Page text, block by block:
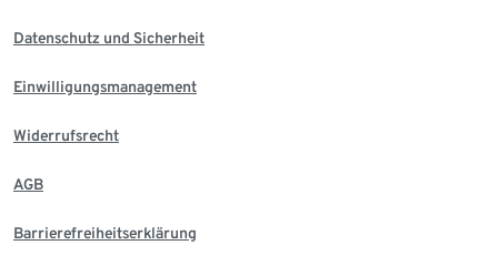
Datenschutz und Sicherheit
Einwilligungsmanagement
Widerrufsrecht
AGB
Barrierefreiheitserklärung